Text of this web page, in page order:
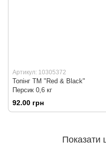
Артикул: 10305372
Топінг ТМ "Red & Black"
Персик 0,6 кг
92.00 грн
Показати